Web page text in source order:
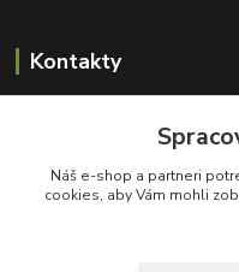
Kontakty
+421 908
info@kvetyzraja.sk
Náš e-shop a partneri
cookies, aby Vám mohli